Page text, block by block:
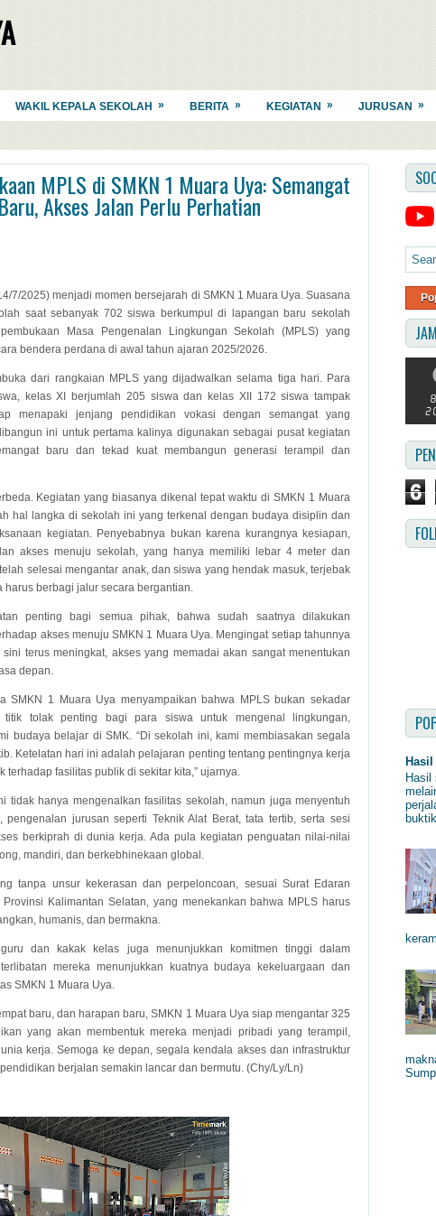
WAKIL KEPALA SEKOLAH » BERITA » KEGIATAN » JURUSAN »
MPLS di SMKN 1 Muara Uya: Semangat
Akses Jalan Perlu Perhatian
7/2025) menjadi momen bersejarah di SMKN 1 Muara Uya. Suasana
saat sebanyak 702 siswa berkumpul di lapangan baru sekolah
Masa Pengenalan Lingkungan Sekolah (MPLS) yang
bendera perdana di awal tahun ajaran 2025/2026.
dari rangkaian MPLS yang dijadwalkan selama tiga hari. Para
kelas XI berjumlah 205 siswa dan kelas XII 172 siswa tampak
menapaki jenjang pendidikan vokasi dengan semangat yang
ini untuk pertama kalinya digunakan sebagai pusat kegiatan
baru dan tekad kuat membangun generasi terampil dan
Kegiatan yang biasanya dikenal tepat waktu di SMKN 1 Muara
hal langka di sekolah ini yang terkenal dengan budaya disiplin dan
kegiatan. Penyebabnya bukan karena kurangnya kesiapan,
akses menuju sekolah, yang hanya memiliki lebar 4 meter dan
selesai mengantar anak, dan siswa yang hendak masuk, terjebak
harus berbagi jalur secara bergantian.
penting bagi semua pihak, bahwa sudah saatnya dilakukan
akses menuju SMKN 1 Muara Uya. Mengingat setiap tahunnya
terus meningkat, akses yang memadai akan sangat menentukan
depan.
SMKN 1 Muara Uya menyampaikan bahwa MPLS bukan sekadar
tolak penting bagi para siswa untuk mengenal lingkungan,
budaya belajar di SMK. “Di sekolah ini, kami membiasakan segala
Ketelatan hari ini adalah pelajaran penting tentang pentingnya kerja
terhadap fasilitas publik di sekitar kita,” ujarnya.
tidak hanya mengenalkan fasilitas sekolah, namun juga menyentuh
pengenalan jurusan seperti Teknik Alat Berat, tata tertib, serta sesi
berkiprah di dunia kerja. Ada pula kegiatan penguatan nilai-nilai
mandiri, dan berkebhinekaan global.
tanpa unsur kekerasan dan perpeloncoan, sesuai Surat Edaran
Kalimantan Selatan, yang menekankan bahwa MPLS harus
humanis, dan bermakna.
dan kakak kelas juga menunjukkan komitmen tinggi dalam
mereka menunjukkan kuatnya budaya kekeluargaan dan
SMKN 1 Muara Uya.
baru, dan harapan baru, SMKN 1 Muara Uya siap mengantar 325
yang akan membentuk mereka menjadi pribadi yang terampil,
kerja. Semoga ke depan, segala kendala akses dan infrastruktur
berjalan semakin lancar dan bermutu. (Chy/Ly/Ln)
JAM
6
Hasil